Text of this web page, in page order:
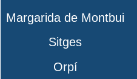
Margarida de Montbui
Sitges
Orpí